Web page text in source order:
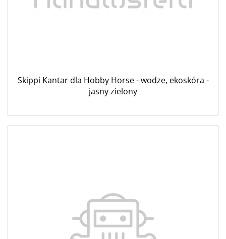
Skippi Kantar dla Hobby Horse - wodze, ekoskóra -
jasny zielony